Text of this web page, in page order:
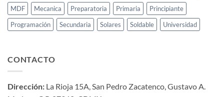
MDF
Mecanica Preparatoria Primaria
Principiante
Programación
Secundaria Solares Soldable Universidad
CONTACTO
Dirección: La Rioja 15A, San Pedro Zacatenco, Gustavo A.